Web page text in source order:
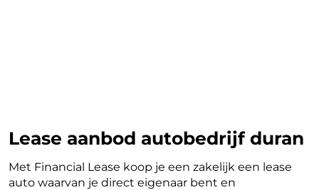
Lease aanbod autobedrijf duran
Met Financial Lease koop je een zakelijk een lease
auto waarvan je direct eigenaar bent en